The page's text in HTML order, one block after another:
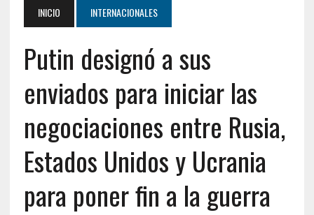
INICIO INTERNACIONALES
Putin designó a sus
enviados para iniciar las
negociaciones entre Rusia,
Estados Unidos y Ucrania
para poner fin a la guerra